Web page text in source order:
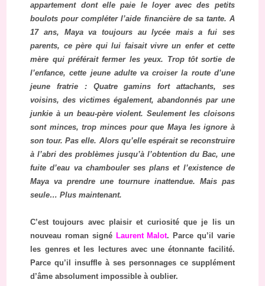
appartement dont elle paie le loyer avec des petits
boulots pour compléter l’aide financière de sa tante. A
17 ans, Maya va toujours au lycée mais a fui ses
parents, ce père qui lui faisait vivre un enfer et cette
mère qui préférait fermer les yeux. Trop tôt sortie de
l’enfance, cette jeune adulte va croiser la route d’une
jeune fratrie : Quatre gamins fort attachants, ses
voisins, des victimes également, abandonnés par une
junkie à un beau-père violent. Seulement les cloisons
sont minces, trop minces pour que Maya les ignore à
son tour. Pas elle. Alors qu’elle espérait se reconstruire
à l’abri des problèmes jusqu’à l’obtention du Bac, une
fuite d’eau va chambouler ses plans et l’existence de
Maya va prendre une tournure inattendue. Mais pas
seule… Plus maintenant.
C’est toujours avec plaisir et curiosité que je lis un
nouveau roman signé Laurent Malot. Parce qu’il varie
les genres et les lectures avec une étonnante facilité.
Parce qu’il insuffle à ses personnages ce supplément
d’âme absolument impossible à oublier.